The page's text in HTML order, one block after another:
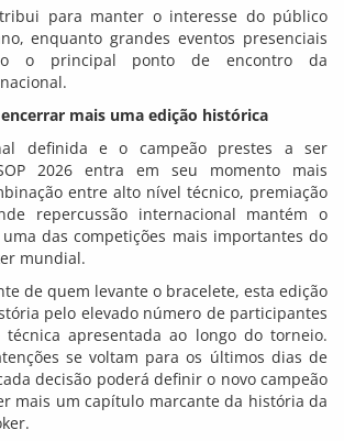
para manter o interesse do público
enquanto grandes eventos presenciais
o principal ponto de encontro da
mais uma edição histórica
definida e o campeão prestes a ser
2026 entra em seu momento mais
entre alto nível técnico, premiação
repercussão internacional mantém o
das competições mais importantes do
mundial.
de quem levante o bracelete, esta edição
pelo elevado número de participantes
apresentada ao longo do torneio.
se voltam para os últimos dias de
decisão poderá definir o novo campeão
mais um capítulo marcante da história da